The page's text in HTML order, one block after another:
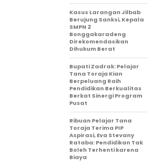
Kasus Larangan Jilbab
Berujung Sanksi, Kepala
SMPN 2
Bonggakaradeng
Direkomendasikan
Dihukum Berat
Bupati Zadrak: Pelajar
Tana Toraja Kian
Berpeluang Raih
Pendidikan Berkualitas
Berkat Sinergi Program
Pusat
Ribuan Pelajar Tana
Toraja Terima PIP
Aspirasi, Eva Stevany
Rataba: Pendidikan Tak
Boleh Terhenti karena
Biaya